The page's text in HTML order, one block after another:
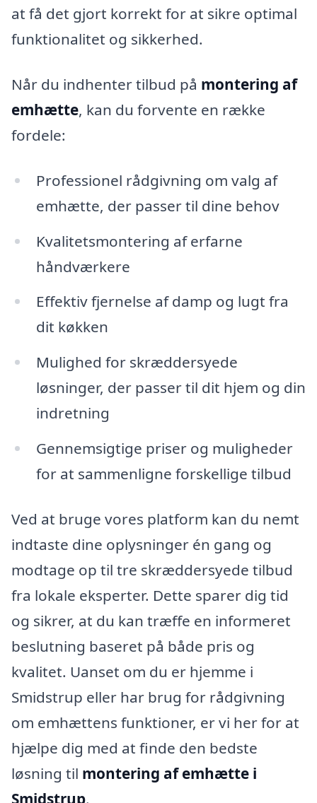
at få det gjort korrekt for at sikre optimal
funktionalitet og sikkerhed.
Når du indhenter tilbud på montering af
emhætte, kan du forvente en række
fordele:
Professionel rådgivning om valg af
emhætte, der passer til dine behov
Kvalitetsmontering af erfarne
håndværkere
Effektiv fjernelse af damp og lugt fra
dit køkken
Mulighed for skræddersyede
løsninger, der passer til dit hjem og din
indretning
Gennemsigtige priser og muligheder
for at sammenligne forskellige tilbud
Ved at bruge vores platform kan du nemt
indtaste dine oplysninger én gang og
modtage op til tre skræddersyede tilbud
fra lokale eksperter. Dette sparer dig tid
og sikrer, at du kan træffe en informeret
beslutning baseret på både pris og
kvalitet. Uanset om du er hjemme i
Smidstrup eller har brug for rådgivning
om emhættens funktioner, er vi her for at
hjælpe dig med at finde den bedste
løsning til montering af emhætte i
Smidstrup.